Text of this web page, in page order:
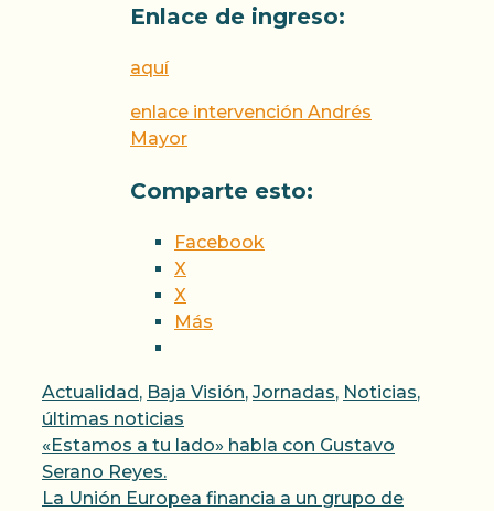
Enlace de ingreso:
aquí
enlace intervención Andrés
Mayor
Comparte esto:
Facebook
X
X
Más
Categorías
Actualidad, Baja Visión, Jornadas, Noticias,
últimas noticias
«Estamos a tu lado» habla con Gustavo
Serano Reyes.
La Unión Europea financia a un grupo de